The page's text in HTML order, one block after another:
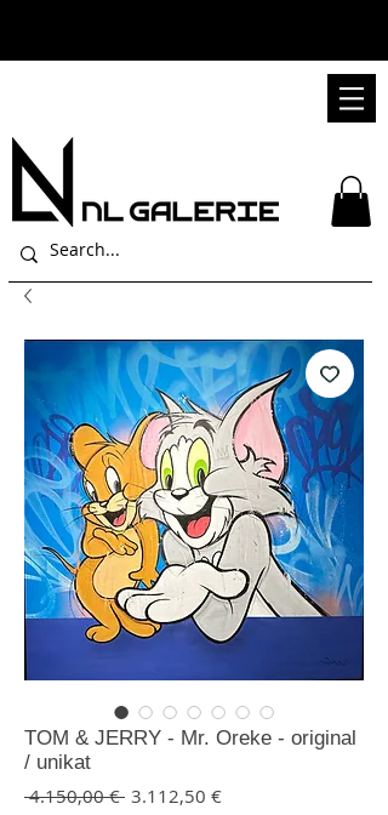
TOM & JERRY - Mr. Oreke - original
/ unikat
4.150,00 € Standardpreis
3.112,50 €Sale-Preis